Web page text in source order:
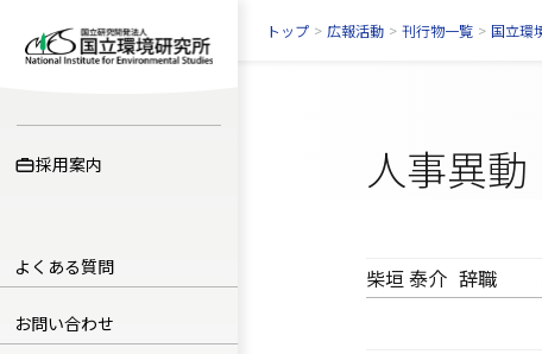
採用案内
よくある質問
お問い合わせ
トップ > 広報活動 > 刊行物一覧 > 国立環
人事異動
柴垣 泰介 辞職